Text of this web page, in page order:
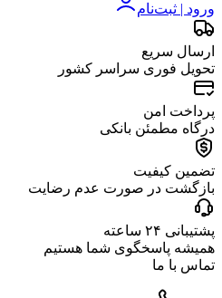
ورود | ثبت‌نام
ارسال سریع
تحویل فوری سراسر کشور
پرداخت امن
درگاه مطمئن بانکی
تضمین کیفیت
بازگشت در صورت عدم رضایت
پشتیبانی ۲۴ ساعته
همیشه پاسخگوی شما هستیم
تماس با ما